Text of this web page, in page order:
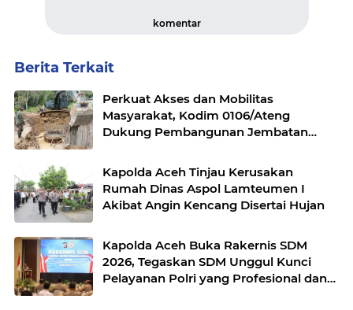
komentar
Berita Terkait
Perkuat Akses dan Mobilitas
Masyarakat, Kodim 0106/Ateng
Dukung Pembangunan Jembatan
Kapolda Aceh Tinjau Kerusakan
Rumah Dinas Aspol Lamteumen I
Akibat Angin Kencang Disertai Hujan
Kapolda Aceh Buka Rakernis SDM
2026, Tegaskan SDM Unggul Kunci
Pelayanan Polri yang Profesional dan